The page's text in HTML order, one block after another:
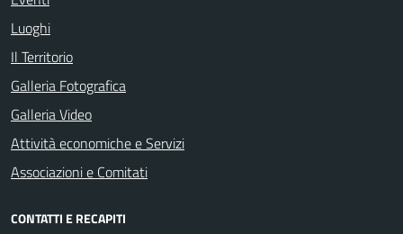
Luoghi
Il Territorio
Galleria Fotografica
Galleria Video
Attività economiche e Servizi
Associazioni e Comitati
CONTATTI E RECAPITI